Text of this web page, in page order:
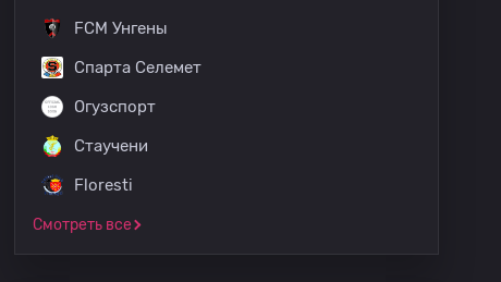
FCM Унгены
Спарта Селемет
Огузспорт
Стаучени
Floresti
Смотреть все